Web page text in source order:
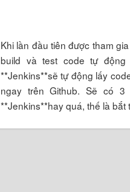
Khi lần đầu tiên được tham
build và test code tự
**Jenkins**sẽ tự động lấy
ngay trên Github. Sẽ có
**Jenkins**hay quá, thế là